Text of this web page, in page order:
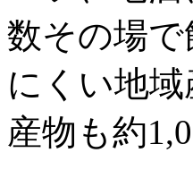
数その場
にくい地
産物も約